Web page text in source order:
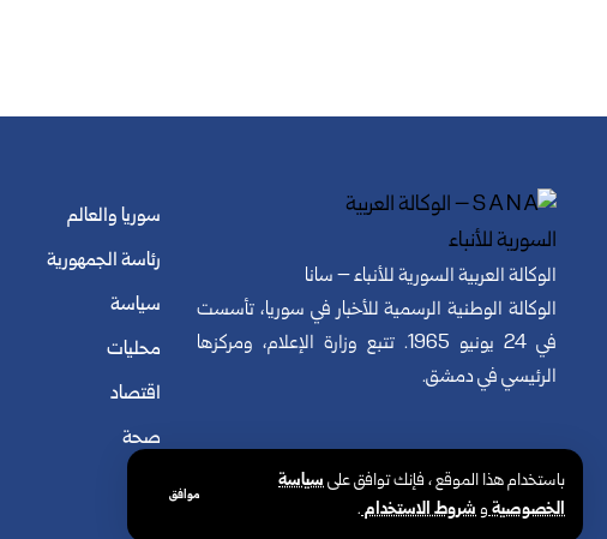
باستخدام هذا الموقع ، فإنك توافق علىسياسة
الخصوصيةوشروط الاستخدام.
موافق
الوكالة العربية السورية للأنباء – سانا
الوكالة الوطنية الرسمية للأخبار في سوريا، تأسست
في 24 يونيو 1965. تتبع وزارة الإعلام، ومركزها
الرئيسي في دمشق.
سوريا والعالم
رئاسة الجمهورية
سياسة
محليات
اقتصاد
صحة